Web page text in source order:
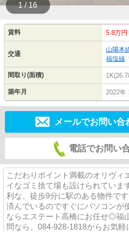
1 / 16
賃料 5.8万円
交通
山陽本
福塩線 「
間取り(面積)
築年月 2022年
メールでお問い合
電話でお問い
こだわりポイント満載のオリヴ
イなゴミ捨て場も設けられてい
利な、徒歩9分に駅のある物件で
済んでいるのですぐにパソコン
ならエステート高橋にお任せ◎福
問なら、084-928-1818からお気